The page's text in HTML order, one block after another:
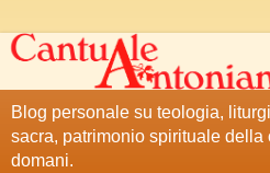
Blog personale su teologia,
sacra, patrimonio spirituale
domani.